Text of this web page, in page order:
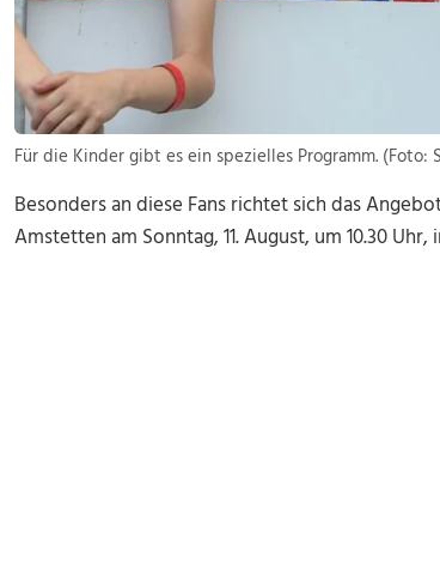
Für die Kinder gibt es ein spezielles Programm. (Foto:
Besonders an diese Fans richtet sich das
Amstetten am Sonntag, 11. August, um 10.30